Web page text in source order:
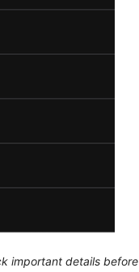
important details before